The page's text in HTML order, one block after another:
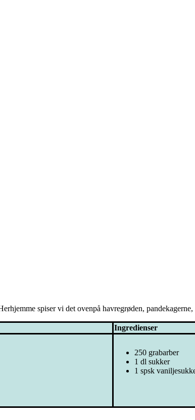
spiser vi det ovenpå havregrøden,
Ingredienser
250 grabarber
1 dl sukker
1 spsk